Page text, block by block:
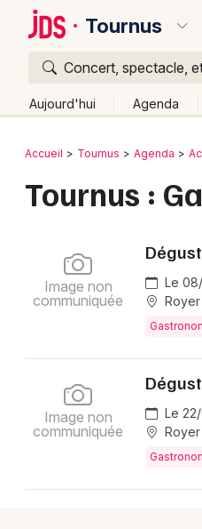
Tournus
Concert, spectacle,
Aujourd'hui Agenda
Publier un
Grands événements
Activité & Expérience
Foires & salons
Spectacles
Bordeaux
Lyon
Montpellier
Nantes
Retour
Accueil Tournus Agenda
Tournus :
Le
Royer
Image non
communiquée
Le
Royer
Image non
communiquée
Quoi ?
Où ?
Partout
Près de moi
Aujourd'hui
Ce